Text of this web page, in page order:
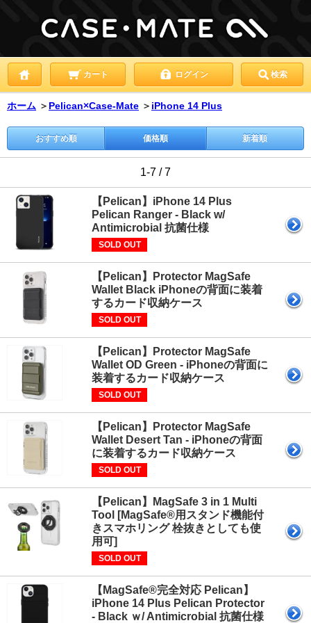
カート ログイン 検索
ホーム ＞ Pelican×Case-Mate ＞ iPhone 14 Plus
おすすめ順 価格順 新着順
1-7 / 7
【Pelican】iPhone 14 Plus
Pelican Ranger - Black w/
Antimicrobial 抗菌仕様
SOLD OUT
【Pelican】Protector MagSafe
Wallet Black iPhoneの背面に装着
するカード収納ケース
SOLD OUT
【Pelican】Protector MagSafe
Wallet OD Green - iPhoneの背面に
装着するカード収納ケース
SOLD OUT
【Pelican】Protector MagSafe
Wallet Desert Tan - iPhoneの背面
に装着するカード収納ケース
SOLD OUT
【Pelican】MagSafe 3 in 1 Multi
Tool [MagSafe®用スタンド機能付
きスマホリング 栓抜きとしても使
用可]
SOLD OUT
【MagSafe®完全対応 Pelican】
iPhone 14 Plus Pelican Protector
- Black ｗ/ Antimicrobial 抗菌仕様